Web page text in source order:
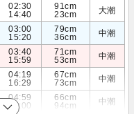
02:30
14:40
91cm
23cm
大潮
03:00
15:20
79cm
36cm
中潮
03:40
15:59
71cm
53cm
中潮
04:19
16:29
67cm
73cm
中潮
04:59
17:00
66cm
94cm
中潮